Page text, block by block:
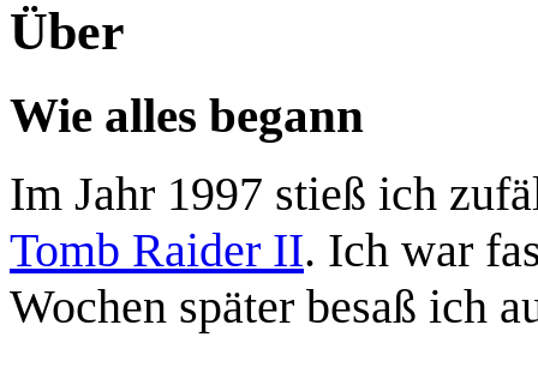
Über
Wie alles begann
Im Jahr 1997 stieß ich
Tomb Raider II. Ich war
Wochen später besaß ich